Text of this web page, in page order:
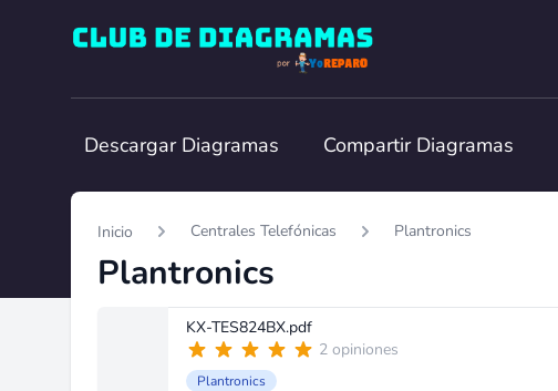
Club de Diagramas
Descargar Diagramas Compartir Diagramas
Inicio Centrales Telefónicas Plantronics
Plantronics
KX-TES824BX.pdf
2 opiniones
Plantronics